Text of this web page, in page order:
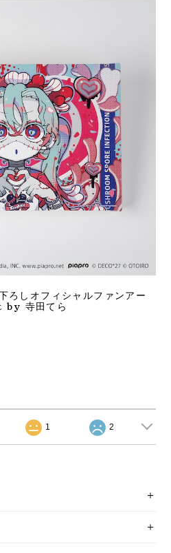
ろしオフィシャルファンアー
by 寺田てら
1 2